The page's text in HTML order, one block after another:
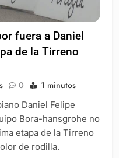
fuera a Daniel
de la Tirreno
0 1 minutos
Daniel Felipe
Bora-hansgrohe no
etapa de la Tirreno
de rodilla.